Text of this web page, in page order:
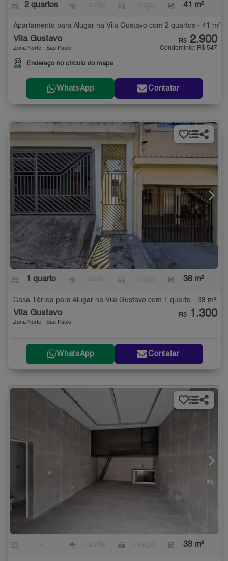
2 quartos 41 m²
Apartamento para Alugar na Vila Gustavo com 2 quartos - 41 m²
Vila Gustavo
Zona Norte - São Paulo
Endereço no círculo do mapa
R$ 2.900
Condomínio: R$ 547
WhatsApp Contatar
1 quarto 38 m²
Casa Térrea para Alugar na Vila Gustavo com 1 quarto - 38 m²
Vila Gustavo
Zona Norte - São Paulo
R$ 1.300
WhatsApp Contatar
38 m²